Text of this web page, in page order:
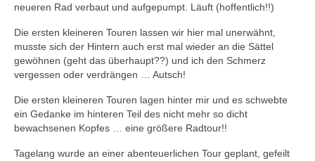
neueren Rad verbaut und aufgepumpt. Läuft (hoffentlich!!)
Die ersten kleineren Touren lassen wir hier mal unerwähnt,
musste sich der Hintern auch erst mal wieder an die Sättel
gewöhnen (geht das überhaupt??) und ich den Schmerz
vergessen oder verdrängen … Autsch!
Die ersten kleineren Touren lagen hinter mir und es schwebte
ein Gedanke im hinteren Teil des nicht mehr so dicht
bewachsenen Kopfes … eine größere Radtour!!
Tagelang wurde an einer abenteuerlichen Tour geplant, gefeilt